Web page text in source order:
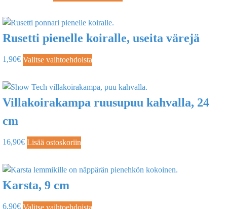
Rusetti pienelle koiralle, useita värejä
1,90€ Valitse vaihtoehdoista
Villakoirakampa ruusupuu kahvalla, 24
cm
16,90€ Lisää ostoskoriin
Karsta, 9 cm
6,90€ Valitse vaihtoehdoista